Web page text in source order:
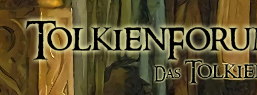
Zu Inhalt springen